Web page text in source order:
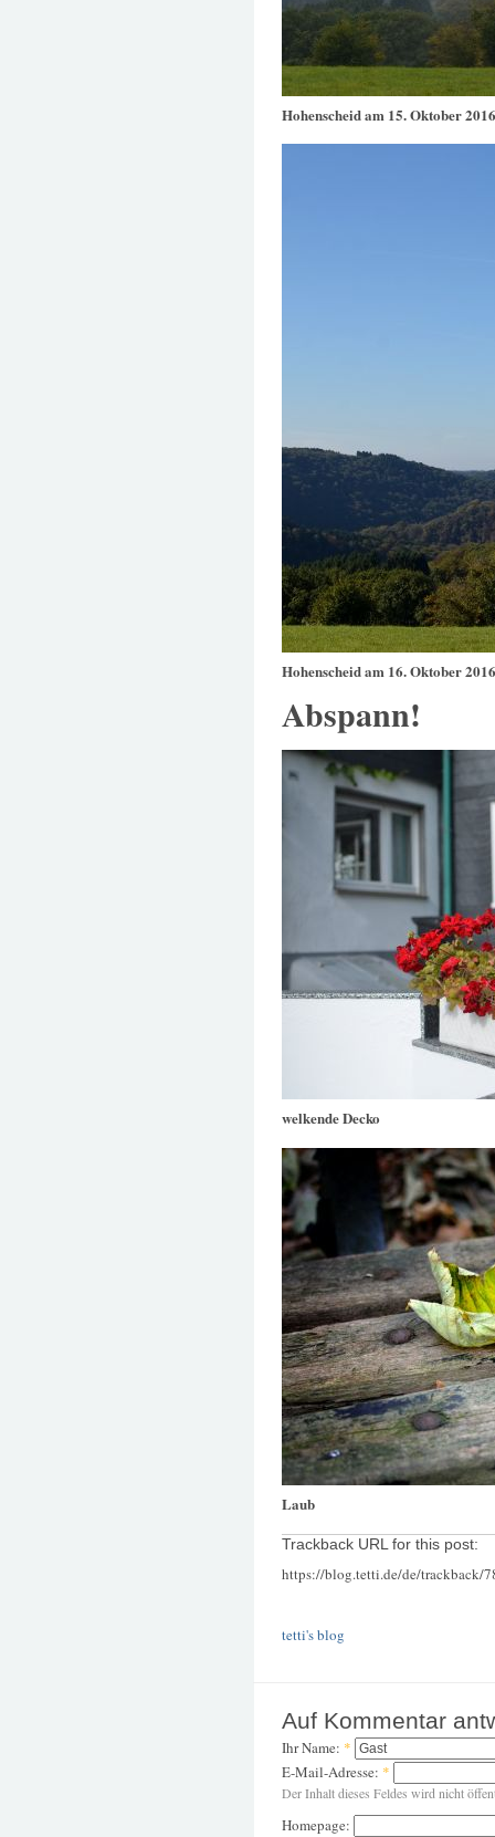
Hohenscheid am 15. Oktober
Hohenscheid am 16. Oktober
Abspann!
welkende Decko
Laub
Trackback URL for this post:
https://blog.tetti.de/de/trackback/
tetti's blog
Auf Kommentar
Ihr Name: *
E-Mail-Adresse: *
Der Inhalt dieses Feldes wird nicht
Homepage: